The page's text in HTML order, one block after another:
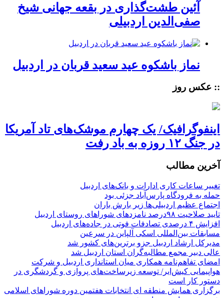
آئین طشت‌گذاری در بقعه جهانی شیخ
صفی‌الدین اردبیلی
نماز باشکوه عید سعید قربان در اردبیل
:: عکس روز
اینفوگرافیک/ یک چهارم موشک‌های تاد آمریکا
در جنگ ۱۲ روزه به باد رفت
آخرین مطالب
تغییر ساعات کاری ادارات و بانک‌های اردبیل
حمله به فرودگاه پارس‌‌آباد جزئی بود
اجتماع عظیم اردبیلی‌ها زیر بارش باران
تایید صلاحیت ۹۸درصد نامزدهای شوراهای روستای اردبیل
افزایش ۴ درصدی تصادفات فوتی در جاده‌های اردبیل
مسابقات بین‌المللی اسکی آلپاین در سرعین
مدیرکل ارشاد اردبیل جزو برترین‌های کشور شد
عالی دبیر مجمع مطالبه‌گران استان اردبیل شد
امضای تفاهم‌نامه همکاری میان استانداری اردبیل و شرکت
هواپیمایی کیش‌ایر/ توسعه زیرساخت‌های پروازی و گردشگری در
دستور کار است
برگزاری همایش منطقه ای انتخابات هفتمین دوره شوراهای اسلامی